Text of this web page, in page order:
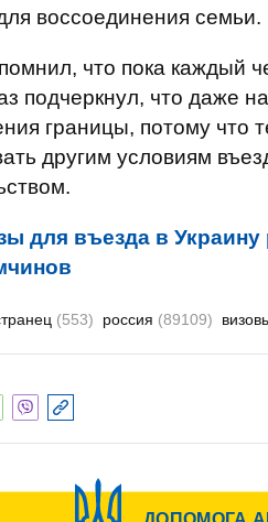
воссоединения семьи.
что пока каждый
подчеркнул, что даже
границы, потому что
другим условиям
для въезда в Украину
(553) россия (89109)